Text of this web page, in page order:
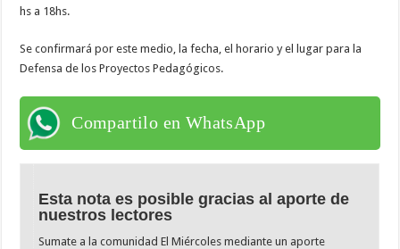
hs a 18hs.
Se confirmará por este medio, la fecha, el horario y el lugar para la
Defensa de los Proyectos Pedagógicos.
Compartilo en WhatsApp
Esta nota es posible gracias al aporte de
nuestros lectores
Sumate a la comunidad El Miércoles mediante un aporte